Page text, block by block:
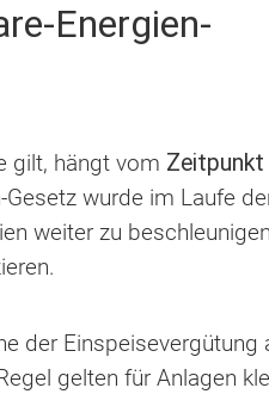
Energien-
gilt, hängt vom Zeitpunkt
wurde im Laufe
weiter zu
der Einspeisevergütung
gelten für Anlagen